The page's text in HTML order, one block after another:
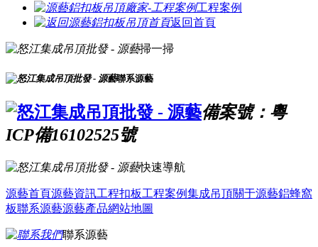
工程案例
返回首頁
掃一掃
聯系源藝
備案號：粵
ICP備16102525號
快速導航
源藝首頁源藝資訊工程扣板工程案例集成吊頂關于源藝鋁蜂窩
板聯系源藝源藝產品網站地圖
聯系源藝